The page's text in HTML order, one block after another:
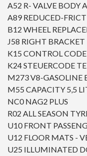
A52 R- VALVE BODY
A89 REDUCED-
B12 WHEEL
J58 RIGHT BRACKET
K15 CONTROL
K24 STEUERCODE
M273 V8-GASOLINE
M55 CAPACITY 5,5
NC0 NAG2 PLUS
R02 ALL SEASON
U10 FRONT
U12 FLOOR MATS -
U25 ILLUMINATED